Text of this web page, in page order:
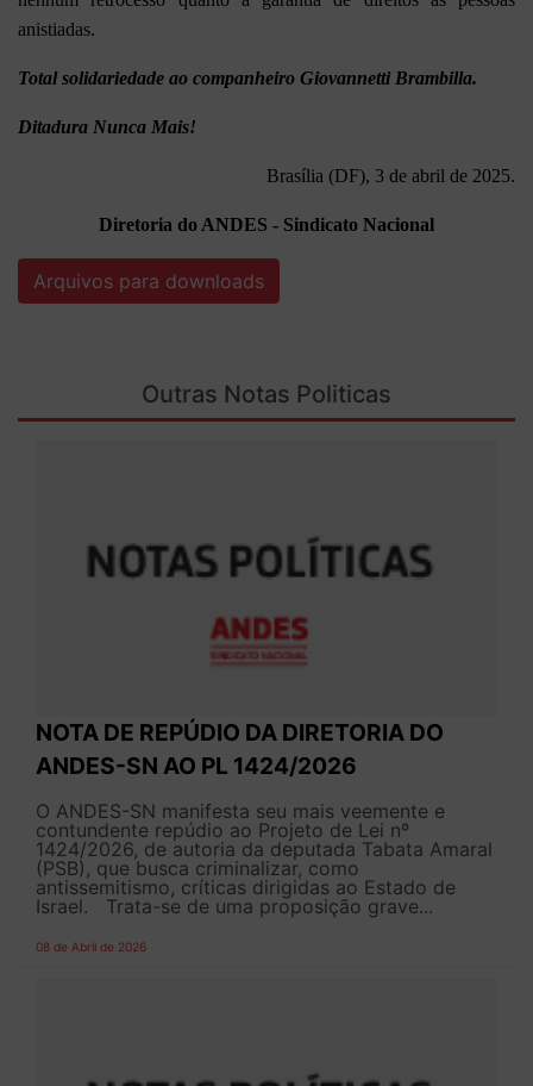
anistiadas.
Total solidariedade ao companheiro Giovannetti Brambilla.
Ditadura Nunca Mais!
Brasília (DF), 3 de abril de 2025.
Diretoria do ANDES - Sindicato Nacional
Arquivos para downloads
Outras Notas Politicas
NOTA DE REPÚDIO DA DIRETORIA DO
ANDES-SN AO PL 1424/2026
O ANDES-SN manifesta seu mais veemente e
contundente repúdio ao Projeto de Lei nº
1424/2026, de autoria da deputada Tabata Amaral
(PSB), que busca criminalizar, como
antissemitismo, críticas dirigidas ao Estado de
Israel. Trata-se de uma proposição grave...
08 de Abril de 2026